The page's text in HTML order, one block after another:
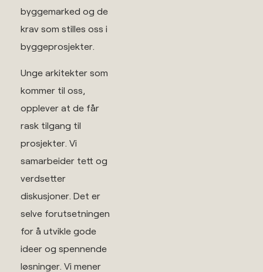
byggemarked og de
krav som stilles oss i
byggeprosjekter.
Unge arkitekter som
kommer til oss,
opplever at de får
rask tilgang til
prosjekter. Vi
samarbeider tett og
verdsetter
diskusjoner. Det er
selve forutsetningen
for å utvikle gode
ideer og spennende
løsninger. Vi mener